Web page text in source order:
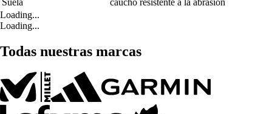
Suela
caucho resistente a la abrasión
Loading...
Loading...
Todas nuestras marcas